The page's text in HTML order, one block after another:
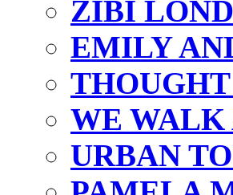
ZIBI
EMILY
WE
URBAN